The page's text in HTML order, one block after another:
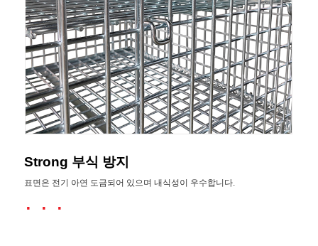
Strong 부식 방지
표면은 전기 아연 도금되어 있으며 내식성이 우수합니다.
· · ·